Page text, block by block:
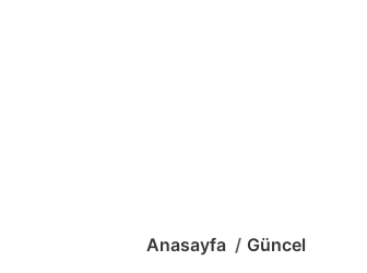
Anasayfa Güncel